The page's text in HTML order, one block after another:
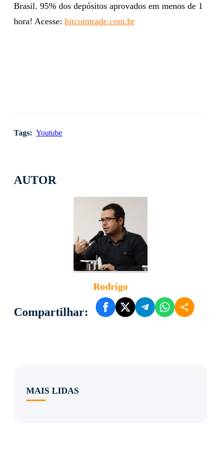
AUTOR
Rodrigo
Compartilhar:
Brasil. 95% dos depósitos aprovados em menos de 1
hora! Acesse: bitcointrade.com.br
Tags: Youtube
MAIS LIDAS